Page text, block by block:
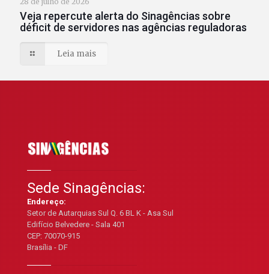
Veja repercute alerta do Sinagências sobre
déficit de servidores nas agências reguladoras
Leia mais
Sede Sinagências:
Endereço:
Setor de Autarquias Sul Q. 6 BL K - Asa Sul
Edifício Belvedere - Sala 401
CEP: 70070-915
Brasília - DF